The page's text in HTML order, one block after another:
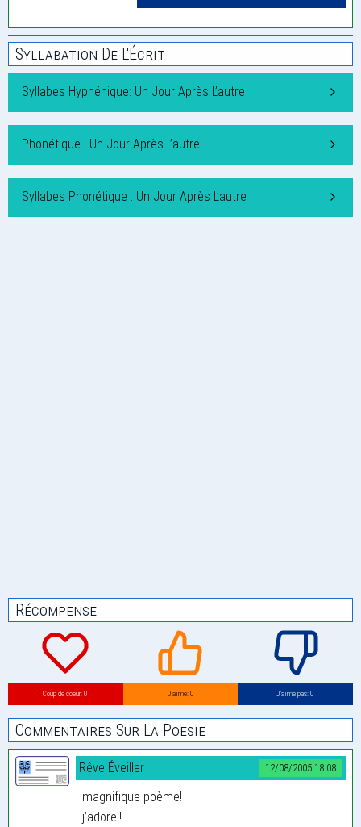
Syllabation De L'Écrit
Syllabes Hyphénique: Un Jour Après L’autre
Phonétique : Un Jour Après L’autre
Syllabes Phonétique : Un Jour Après L’autre
Récompense
Coup de coeur: 0 J’aime: 0 J’aime pas: 0
Commentaires Sur La Poesie
12/08/2005 18:08
Rêve Éveiller
magnifique poème!
j’adore!!